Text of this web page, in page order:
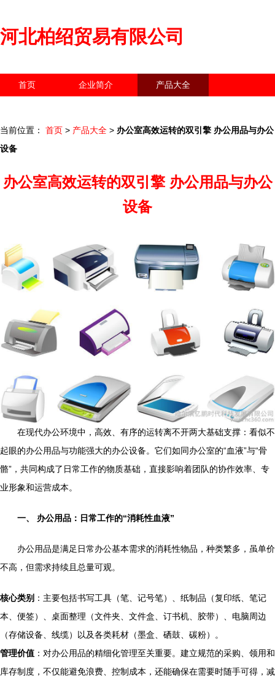
河北柏绍贸易有限公司
首页 企业简介 产品大全
当前位置： 首页 > 产品大全 > 办公室高效运转的双引擎 办公用品与办公
设备
办公室高效运转的双引擎 办公用品与办公
设备
在现代办公环境中，高效、有序的运转离不开两大基础支撑：看似不
起眼的办公用品与功能强大的办公设备。它们如同办公室的“血液”与“骨
骼”，共同构成了日常工作的物质基础，直接影响着团队的协作效率、专
业形象和运营成本。
一、 办公用品：日常工作的“消耗性血液”
办公用品是满足日常办公基本需求的消耗性物品，种类繁多，虽单价
不高，但需求持续且总量可观。
核心类别 ：主要包括书写工具（笔、记号笔）、纸制品（复印纸、笔记
本、便签）、桌面整理（文件夹、文件盒、订书机、胶带）、电脑周边
（存储设备、线缆）以及各类耗材（墨盒、硒鼓、碳粉）。
管理价值 ：对办公用品的精细化管理至关重要。建立规范的采购、领用和
库存制度，不仅能避免浪费、控制成本，还能确保在需要时随手可得，减